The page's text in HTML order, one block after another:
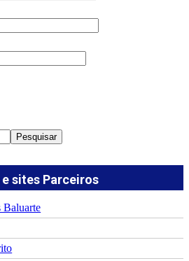
Pesquisar
sites Parceiros
Baluarte